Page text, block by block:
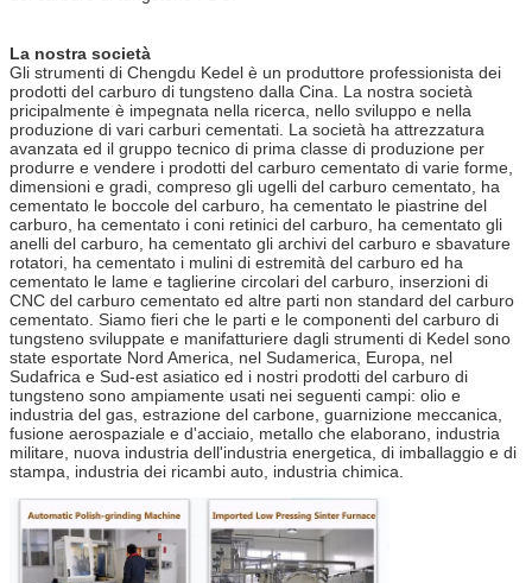
La nostra società
Gli strumenti di Chengdu Kedel è un produttore professionista dei
prodotti del carburo di tungsteno dalla Cina. La nostra società
pricipalmente è impegnata nella ricerca, nello sviluppo e nella
produzione di vari carburi cementati. La società ha attrezzatura
avanzata ed il gruppo tecnico di prima classe di produzione per
produrre e vendere i prodotti del carburo cementato di varie forme,
dimensioni e gradi, compreso gli ugelli del carburo cementato, ha
cementato le boccole del carburo, ha cementato le piastrine del
carburo, ha cementato i coni retinici del carburo, ha cementato gli
anelli del carburo, ha cementato gli archivi del carburo e sbavature
rotatori, ha cementato i mulini di estremità del carburo ed ha
cementato le lame e taglierine circolari del carburo, inserzioni di
CNC del carburo cementato ed altre parti non standard del carburo
cementato. Siamo fieri che le parti e le componenti del carburo di
tungsteno sviluppate e manifatturiere dagli strumenti di Kedel sono
state esportate Nord America, nel Sudamerica, Europa, nel
Sudafrica e Sud-est asiatico ed i nostri prodotti del carburo di
tungsteno sono ampiamente usati nei seguenti campi: olio e
industria del gas, estrazione del carbone, guarnizione meccanica,
fusione aerospaziale e d'acciaio, metallo che elaborano, industria
militare, nuova industria dell'industria energetica, di imballaggio e di
stampa, industria dei ricambi auto, industria chimica.